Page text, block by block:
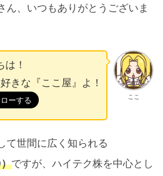
ん、いつもありがとうございま
ここ
は！
きな『ここ屋』よ！
て世間に広く知られる
ですが、ハイテク株を中心とし